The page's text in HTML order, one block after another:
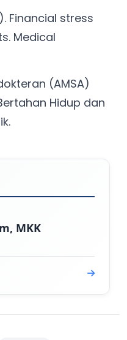
Financial stress
Medical
(AMSA)
Hidup dan
MKK